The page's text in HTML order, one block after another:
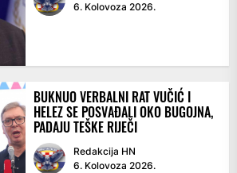
6. Kolovoza 2026.
BUKNUO VERBALNI RAT VUČIĆ I
HELEZ SE POSVAĐALI OKO BUGOJNA,
PADAJU TEŠKE RIJEČI
Redakcija HN
6. Kolovoza 2026.